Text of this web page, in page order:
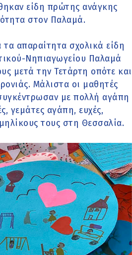
είδη πρώτης ανάγκης
στον Παλαμά.
απαραίτητα σχολικά είδη
Νηπιαγωγείου Παλαμά
μετά την Τετάρτη οπότε και
Μάλιστα οι μαθητές
με πολλή αγάπη
γεμάτες αγάπη, ευχές,
τους στη Θεσσαλία.